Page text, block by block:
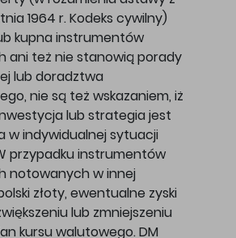
1964 r. Kodeks cywilny)
kupna instrumentów
ani też nie stanowią porady
lub doradztwa
nie są też wskazaniem, iż
lub strategia jest
w indywidualnej sytuacji
przypadku instrumentów
notowanych w innej
złoty, ewentualne zyski
lub zmniejszeniu
kursu walutowego. DM